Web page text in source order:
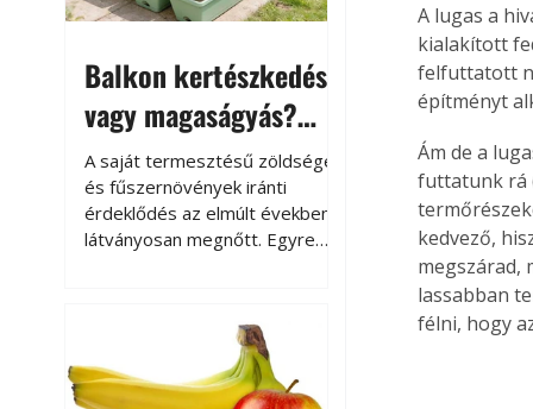
Balkon kertészkedés
vagy magaságyás?
Helytakarékos
kertészkedés
A saját termesztésű zöldségek
és fűszernövények iránti
érdeklődés az elmúlt években
látványosan megnőtt. Egyre
kertészkedés sokak számára
kikapcsolódást és feltöltődést
is jelent.
A lugas a
kialakított
felfuttatott
építményt
Ám de a
futtatunk rá
kedvező,
megszárad,
lassabban
félni, hogy